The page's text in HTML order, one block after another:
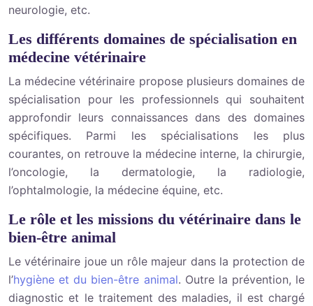
neurologie, etc.
Les différents domaines de spécialisation en
médecine vétérinaire
La médecine vétérinaire propose plusieurs domaines de
spécialisation pour les professionnels qui souhaitent
approfondir leurs connaissances dans des domaines
spécifiques. Parmi les spécialisations les plus
courantes, on retrouve la médecine interne, la chirurgie,
l’oncologie, la dermatologie, la radiologie,
l’ophtalmologie, la médecine équine, etc.
Le rôle et les missions du vétérinaire dans le
bien-être animal
Le vétérinaire joue un rôle majeur dans la protection de
l’hygiène et du bien-être animal. Outre la prévention, le
diagnostic et le traitement des maladies, il est chargé